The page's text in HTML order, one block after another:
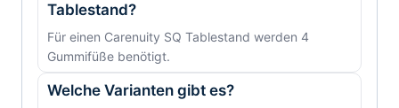
Tablestand?
Für einen Carenuity SQ Tablestand werden 4
Gummifüße benötigt.
Welche Varianten gibt es?